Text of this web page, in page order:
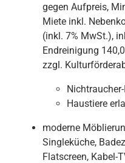
gegen Aufpreis,
Miete inkl.
(inkl. 7% MwSt.),
Endreinigung
zzgl.
Haustiere
moderne
Singleküche,
Flatscreen, Kabel-